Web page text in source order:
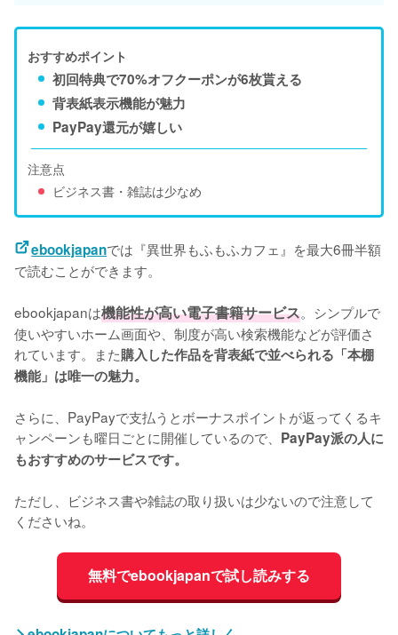
おすすめポイント
初回特典で70%オフクーポンが6枚貰える
背表紙表示機能が魅力
PayPay還元が嬉しい
注意点
ビジネス書・雑誌は少なめ
ebookjapanでは『異世界もふもふカフェ』を最大6冊半額
で読むことができます。
ebookjapanは機能性が高い電子書籍サービス。シンプルで
使いやすいホーム画面や、制度が高い検索機能などが評価さ
れています。また購入した作品を背表紙で並べられる「本棚
機能」は唯一の魅力。
さらに、PayPayで支払うとボーナスポイントが返ってくるキ
ャンペーンも曜日ごとに開催しているので、 PayPay派の人に
もおすすめのサービスです。
ただし、ビジネス書や雑誌の取り扱いは少ないので注意して
くださいね。
無料でebookjapanで試し読みする